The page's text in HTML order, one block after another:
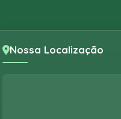
Nossa Localização